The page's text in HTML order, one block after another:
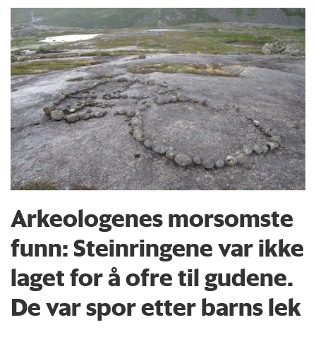
Arkeologenes morsomste
funn: Steinringene var ikke
laget for å ofre til gudene.
De var spor etter barns lek